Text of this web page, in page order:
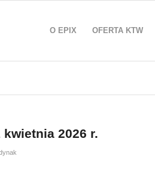
O EPIX OFERTA KTW
kwietnia 2026 r.